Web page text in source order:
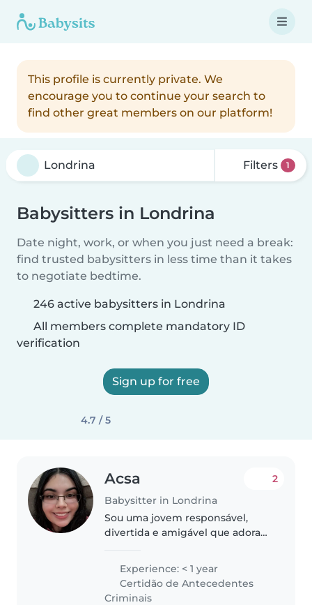
This profile is currently private. We
encourage you to continue your search to
find other great members on our platform!
Filters 1
Babysitters in Londrina
Date night, work, or when you just need a break:
find trusted babysitters in less time than it takes
to negotiate bedtime.
246 active babysitters in Londrina
All members complete mandatory ID
verification
Sign up for free
4.7 / 5
Acsa
Babysitter in Londrina
2
Sou uma jovem responsável,
divertida e amigável que adora
experiência com crianças em
diferentes faixas etárias, desde
crianças pequenas até crianças..
Experience: < 1 year
Certidão de Antecedentes
Criminais